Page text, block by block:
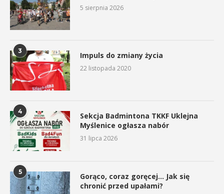
5 sierpnia 2026
3 Impuls do zmiany życia
22 listopada 2020
4
Sekcja Badmintona TKKF Uklejna
Myślenice ogłasza nabór
31 lipca 2026
5
Gorąco, coraz goręcej… Jak się
chronić przed upałami?